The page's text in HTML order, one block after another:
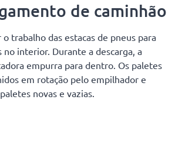
de caminhão
o trabalho das estacas de pneus para
no interior. Durante a descarga, a
empurra para dentro. Os paletes
em rotação pelo empilhador e
novas e vazias.